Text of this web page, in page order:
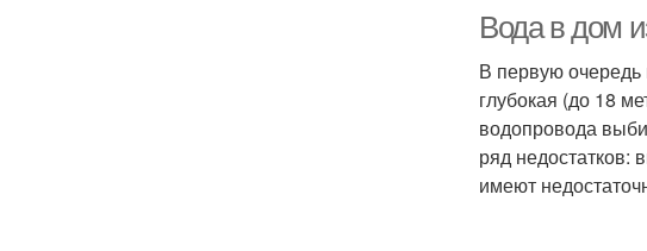
Вода в дом
В первую
глубокая (до 18
водопровода
ряд недостатков:
имеют